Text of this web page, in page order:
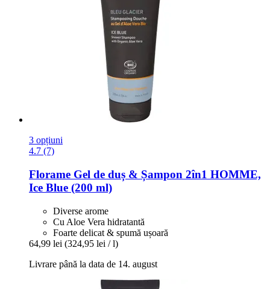
3 opțiuni
4.7 (7)
Florame Gel de duș & Șampon 2în1 HOMME,
Ice Blue (200 ml)
Diverse arome
Cu Aloe Vera hidratantă
Foarte delicat & spumă ușoară
64,99 lei (324,95 lei / l)
Livrare până la data de 14. august